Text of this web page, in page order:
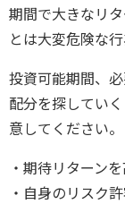
期間で大きなリ
とは大変危険な行
投資可能期間、
配分を探してい
意してください。
・期待リターン
・自身のリスク